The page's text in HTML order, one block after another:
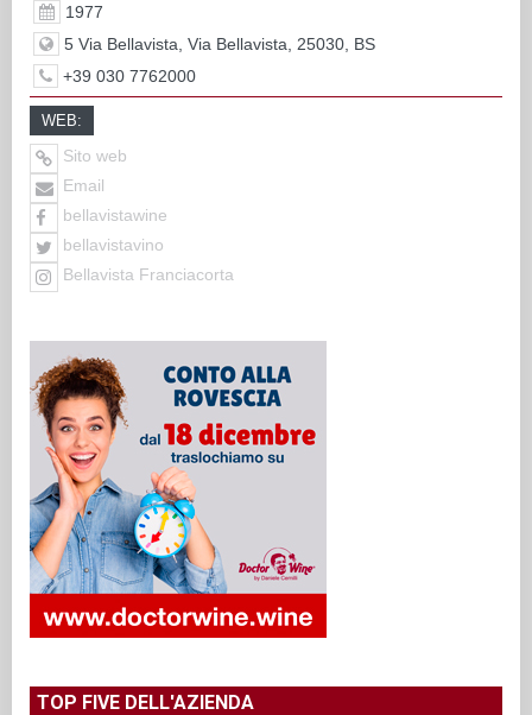
1977
5 Via Bellavista, Via Bellavista, 25030, BS
+39 030 7762000
WEB:
Sito web
Email
bellavistawine
bellavistavino
Bellavista Franciacorta
TOP FIVE DELL'AZIENDA